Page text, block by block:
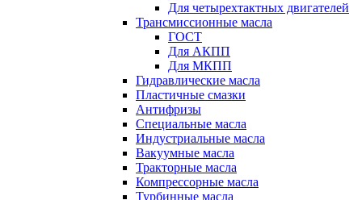
Для четырехтактных двигателей
Трансмиссионные масла
ГОСТ
Для АКПП
Для МКПП
Гидравлические масла
Пластичные смазки
Антифризы
Специальные масла
Индустриальные масла
Вакуумные масла
Тракторные масла
Компрессорные масла
Турбинные масла